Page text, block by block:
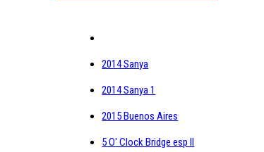
2014 Sanya
2014 Sanya 1
2015 Buenos Aires
5 O' Clock Bridge esp II